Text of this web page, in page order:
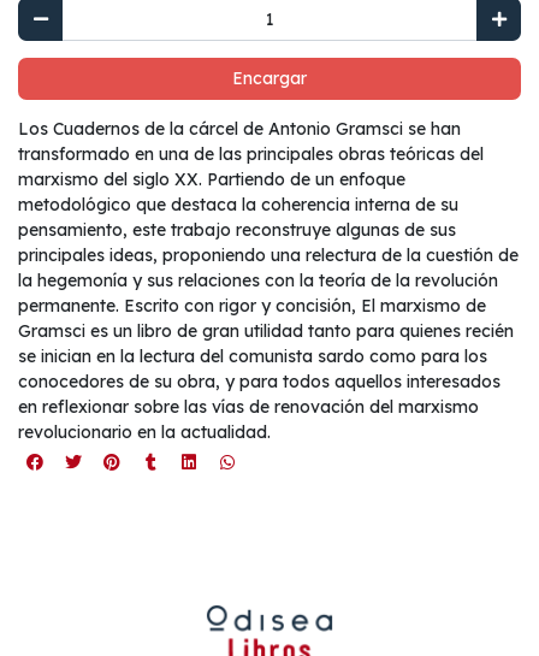
Encargar
Los Cuadernos de la cárcel de Antonio Gramsci se han
transformado en una de las principales obras teóricas del
marxismo del siglo XX. Partiendo de un enfoque
metodológico que destaca la coherencia interna de su
pensamiento, este trabajo reconstruye algunas de sus
principales ideas, proponiendo una relectura de la cuestión de
la hegemonía y sus relaciones con la teoría de la revolución
permanente. Escrito con rigor y concisión, El marxismo de
Gramsci es un libro de gran utilidad tanto para quienes recién
se inician en la lectura del comunista sardo como para los
conocedores de su obra, y para todos aquellos interesados
en reflexionar sobre las vías de renovación del marxismo
revolucionario en la actualidad.